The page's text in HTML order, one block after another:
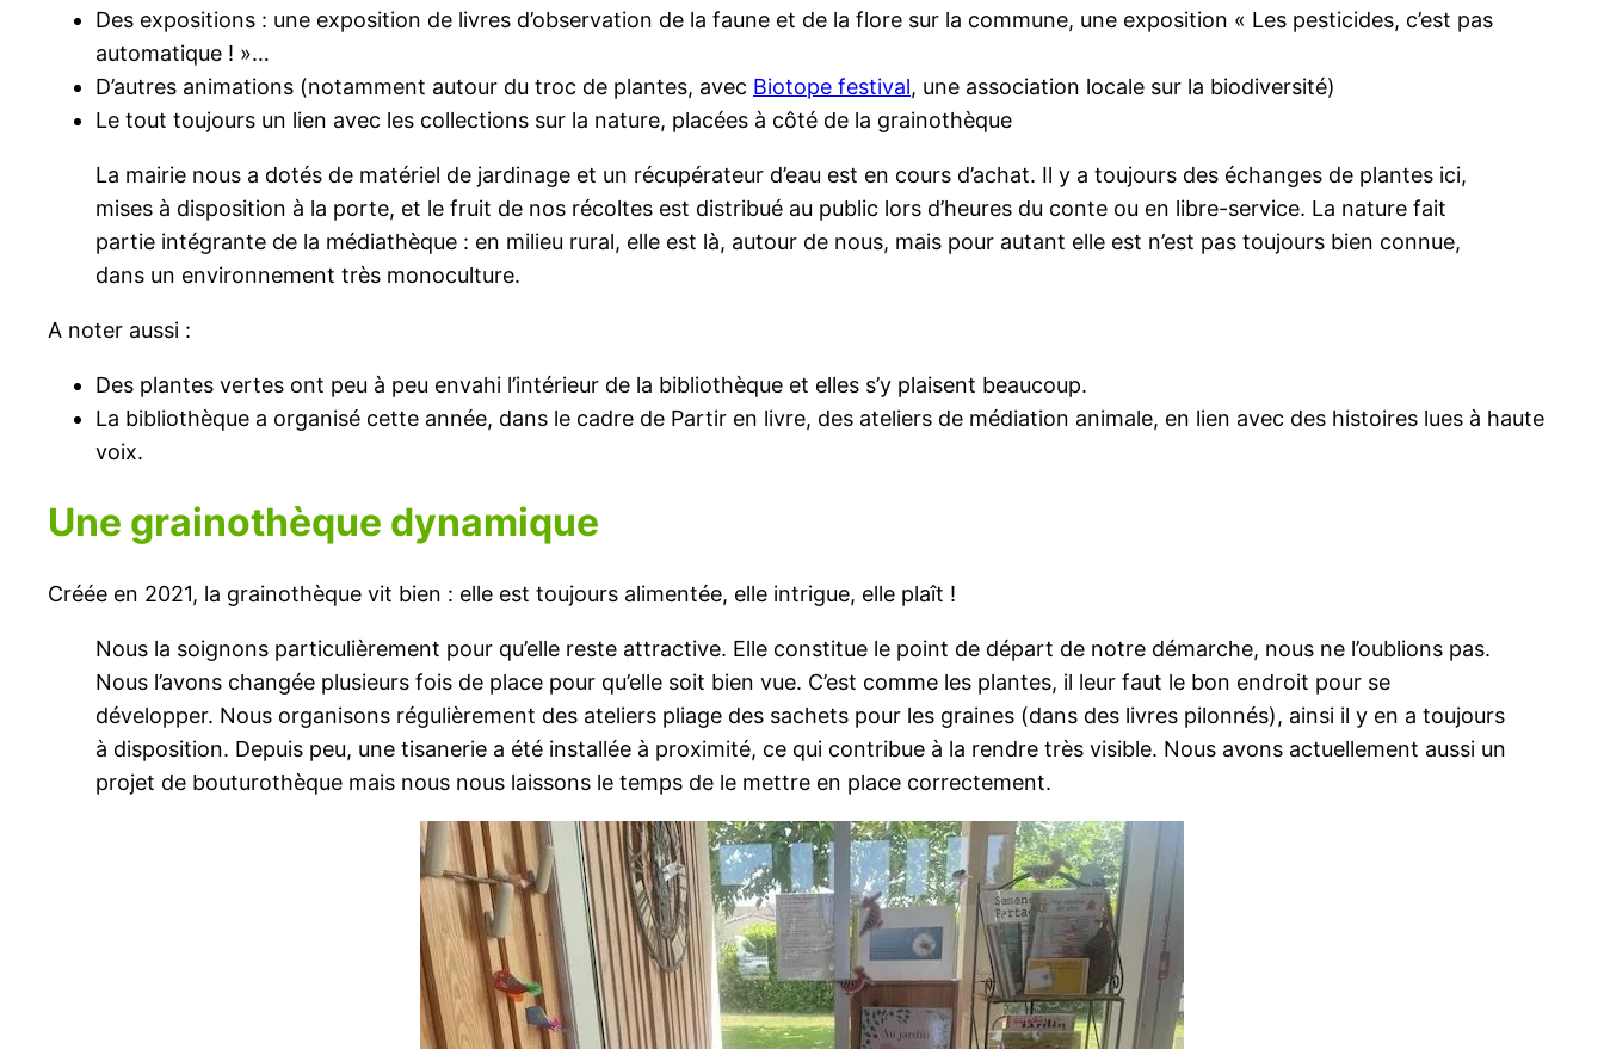
Des expositions : une exposition de livres d’observation de la faune et de la flore sur la commune, une exposition « Les pesticides, c’est pas
automatique ! »…
D’autres animations (notamment autour du troc de plantes, avec Biotope festival, une association locale sur la biodiversité)
Le tout toujours un lien avec les collections sur la nature, placées à côté de la grainothèque
La mairie nous a dotés de matériel de jardinage et un récupérateur d’eau est en cours d’achat. Il y a toujours des échanges de plantes ici,
mises à disposition à la porte, et le fruit de nos récoltes est distribué au public lors d’heures du conte ou en libre-service. La nature fait
partie intégrante de la médiathèque : en milieu rural, elle est là, autour de nous, mais pour autant elle est n’est pas toujours bien connue,
dans un environnement très monoculture.
A noter aussi :
Des plantes vertes ont peu à peu envahi l’intérieur de la bibliothèque et elles s’y plaisent beaucoup.
La bibliothèque a organisé cette année, dans le cadre de Partir en livre, des ateliers de médiation animale, en lien avec des histoires lues à haute
voix.
Une grainothèque dynamique
Créée en 2021, la grainothèque vit bien : elle est toujours alimentée, elle intrigue, elle plaît !
Nous la soignons particulièrement pour qu’elle reste attractive. Elle constitue le point de départ de notre démarche, nous ne l’oublions pas.
Nous l’avons changée plusieurs fois de place pour qu’elle soit bien vue. C’est comme les plantes, il leur faut le bon endroit pour se
développer. Nous organisons régulièrement des ateliers pliage des sachets pour les graines (dans des livres pilonnés), ainsi il y en a toujours
à disposition. Depuis peu, une tisanerie a été installée à proximité, ce qui contribue à la rendre très visible. Nous avons actuellement aussi un
projet de bouturothèque mais nous nous laissons le temps de le mettre en place correctement.